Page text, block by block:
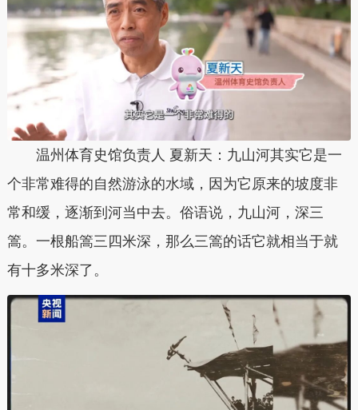
温州体育史馆负责人 夏新天：九山河其实它是一
个非常难得的自然游泳的水域，因为它原来的坡度非
常和缓，逐渐到河当中去。俗语说，九山河，深三
篙。一根船篙三四米深，那么三篙的话它就相当于就
有十多米深了。